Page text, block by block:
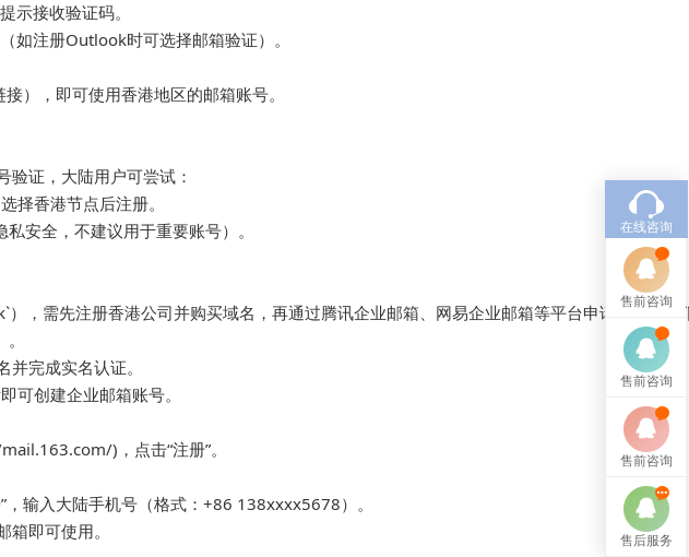
示接收验证码。
如注册Outlook时可选择邮箱验证）。
），即可使用香港地区的邮箱账号。
验证，大陆用户可尝试：
择香港节点后注册。
安全，不建议用于重要账号）。
，需先注册香港公司并购买域名，再通过腾讯企业邮箱、网易企业邮箱等平台申请，流程
。
并完成实名认证。
创建企业邮箱账号。
)，点击“注册”。
，输入大陆手机号（格式：+86 138xxxx5678）。
即可使用。
在线咨询
售前咨询
售前咨询
售前咨询
售后服务